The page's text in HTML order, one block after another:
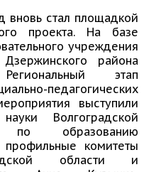
вновь стал площадкой
проекта. На базе
учреждения
района
этап
педагогических
выступили
Волгоградской
по образованию
профильные комитеты
области и